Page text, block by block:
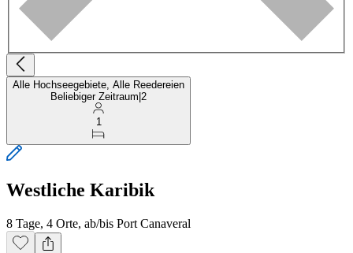
Alle Hochseegebiete, Alle Reedereien
Beliebiger Zeitraum 2
1
Westliche Karibik
8 Tage, 4 Orte, ab/bis Port Canaveral